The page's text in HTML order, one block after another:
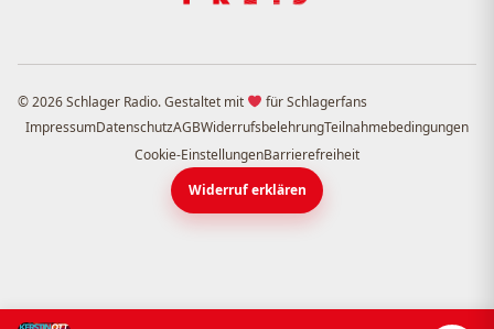
© 2026 Schlager Radio. Gestaltet mit
für Schlagerfans
ImpressumDatenschutzAGBWiderrufsbelehrungTeilnahmebedingungen
Cookie-EinstellungenBarrierefreiheit
Widerruf erklären